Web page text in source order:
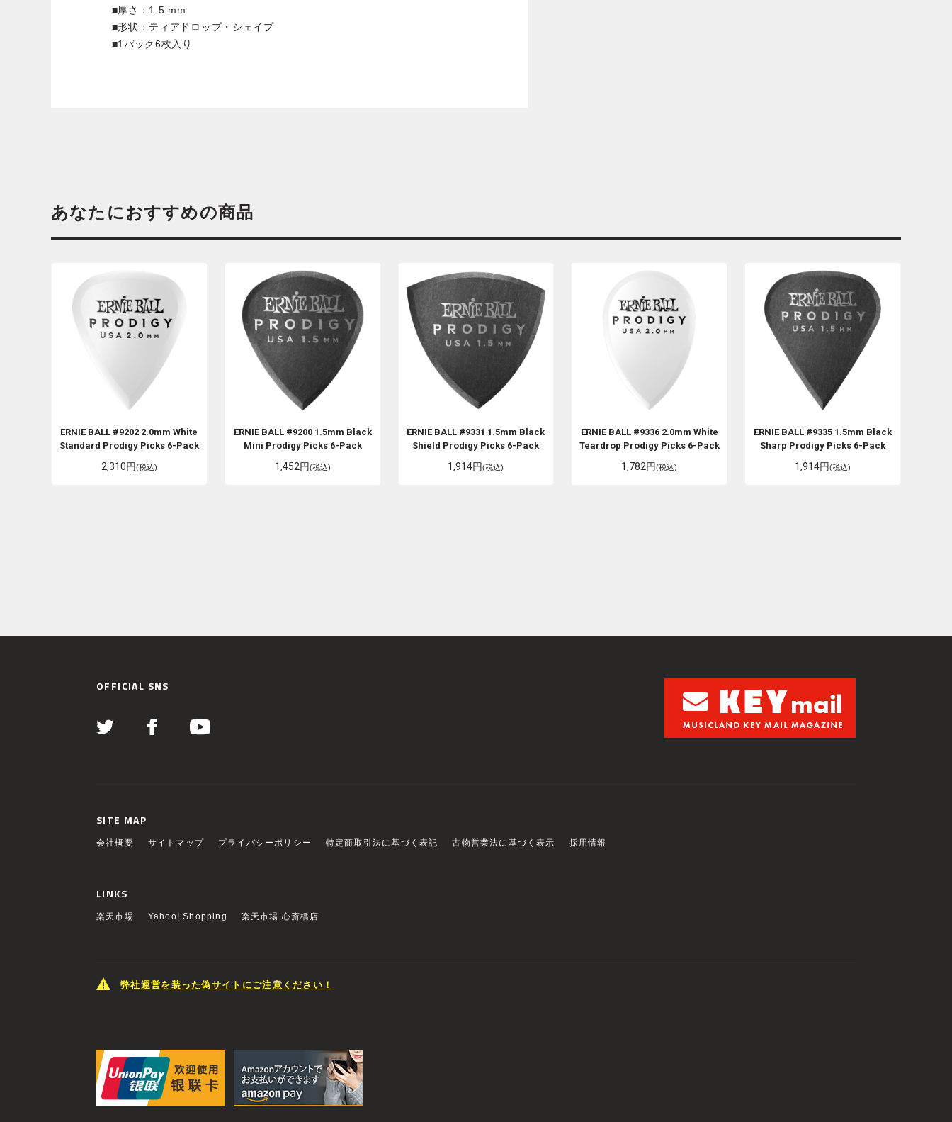
■厚さ：1.5 mm
■形状：ティアドロップ・シェイプ
■1パック6枚入り
あなたにおすすめの商品
ERNIE BALL #9202 2.0mm White
Standard Prodigy Picks 6-Pack
2,310円(税込)
ERNIE BALL #9200 1.5mm Black
Mini Prodigy Picks 6-Pack
1,452円(税込)
ERNIE BALL #9331 1.5mm Black
Shield Prodigy Picks 6-Pack
1,914円(税込)
ERNIE BALL #9336 2.0mm White
Teardrop Prodigy Picks 6-Pack
1,782円(税込)
ERNIE BALL #9335 1.5mm Black
Sharp Prodigy Picks 6-Pack
1,914円(税込)
OFFICIAL SNS
SITE MAP
会社概要 サイトマップ プライバシーポリシー 特定商取引法に基づく表記 古物営業法に基づく表示 採用情報
LINKS
楽天市場 Yahoo! Shopping 楽天市場 心斎橋店
弊社運営を装った偽サイトにご注意ください！